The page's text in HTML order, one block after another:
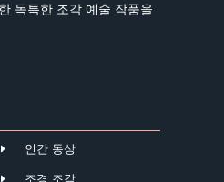
독특한 조각 예술 작품을
인간 동상
조경 조각